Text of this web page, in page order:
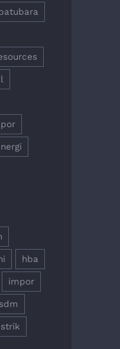
hba
impor